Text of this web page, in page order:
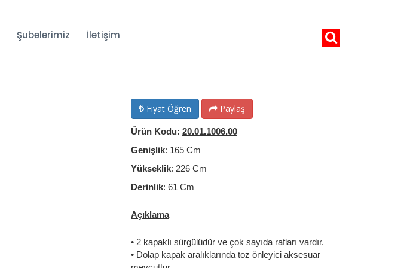
Şubelerimiz İletişim
Fiyat Öğren Paylaş
Ürün Kodu: 20.01.1006.00
Genişlik: 165 Cm
Yükseklik: 226 Cm
Derinlik: 61 Cm
Açıklama
• 2 kapaklı sürgülüdür ve çok sayıda rafları vardır.
• Dolap kapak aralıklarında toz önleyici aksesuar